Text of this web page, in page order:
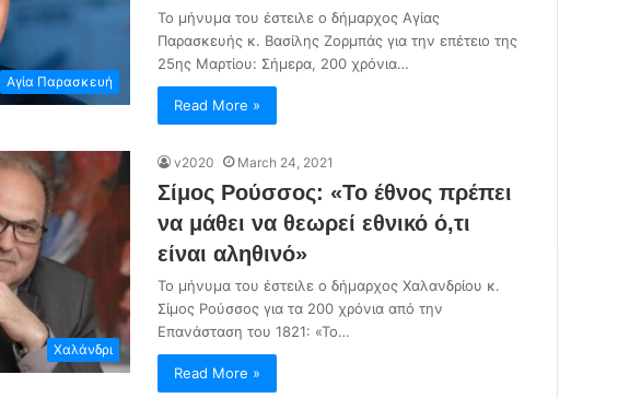
Αγία Παρασκευή
Το μήνυμα του έστειλε ο δήμαρχος Αγίας
Παρασκευής κ. Βασίλης Ζορμπάς για την επέτειο της
25ης Μαρτίου: Σήμερα, 200 χρόνια…
Read More »
Χαλάνδρι
v2020 March 24, 2021
Σίμος Ρούσσος: «Το έθνος πρέπει
να μάθει να θεωρεί εθνικό ό,τι
είναι αληθινό»
Το μήνυμα του έστειλε ο δήμαρχος Χαλανδρίου κ.
Σίμος Ρούσσος για τα 200 χρόνια από την
Επανάσταση του 1821: «Το…
Read More »